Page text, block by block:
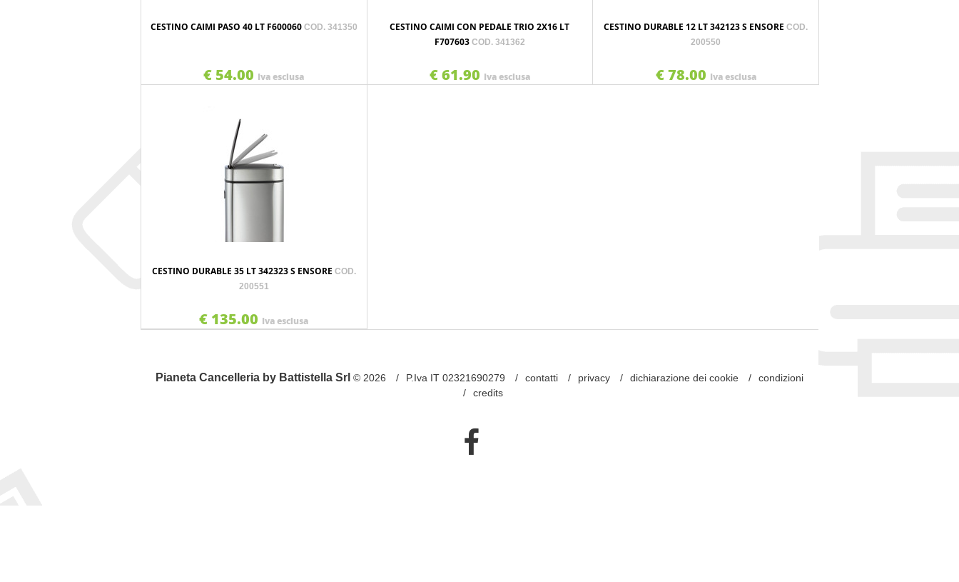
CESTINO CAIMI PASO 40 LT F600060 COD. 341350
€ 54.00 Iva esclusa
CESTINO CAIMI CON PEDALE TRIO 2X16 LT
F707603 COD. 341362
€ 61.90 Iva esclusa
CESTINO DURABLE 12 LT 342123 S ENSORECOD.
200550
€ 78.00 Iva esclusa
CESTINO DURABLE 35 LT 342323 S ENSORE COD.
200551
€ 135.00 Iva esclusa
Pianeta Cancelleria by Battistella Srl © 2026 P.Iva IT 02321690279 contatti privacy dichiarazione dei cookie
condizioni
credits